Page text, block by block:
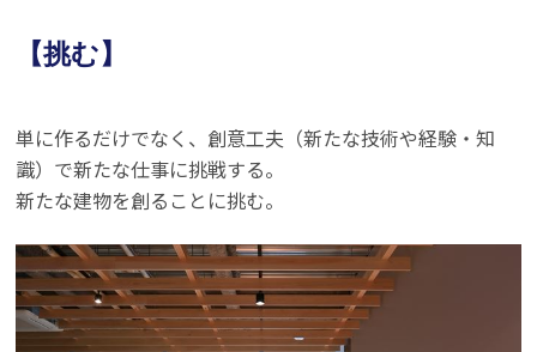
【挑む】
単に作るだけでなく、創意工夫（新たな技術や経験・知
識）で新たな仕事に挑戦する。
新たな建物を創ることに挑む。